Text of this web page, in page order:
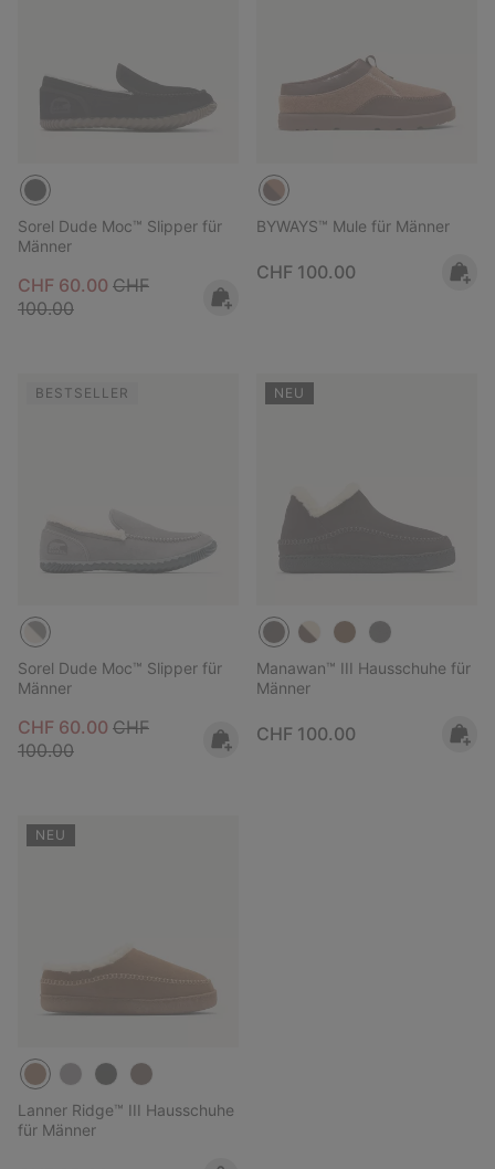
Sorel Dude Moc™ Slipper für
Männer
Sale price:
CHF 60.00 Regular price:
CHF
100.00
BYWAYS™ Mule für Männer
Regular price:
CHF 100.00
BESTSELLER
Sorel Dude Moc™ Slipper für
Männer
Sale price:
CHF 60.00 Regular price:
CHF
100.00
NEU
Manawan™ III Hausschuhe für
Männer
Regular price:
CHF 100.00
NEU
Lanner Ridge™ III Hausschuhe
für Männer